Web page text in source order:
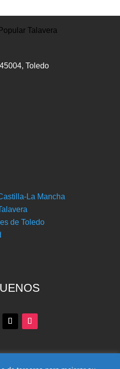
Toledo
La Mancha
de Toledo